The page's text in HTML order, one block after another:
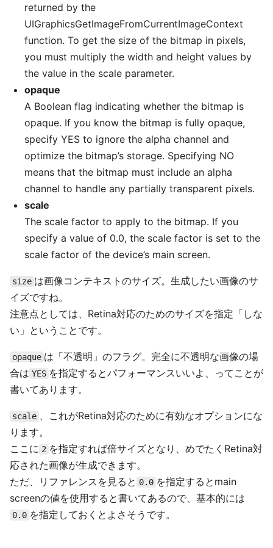
returned by the
UIGraphicsGetImageFromCurrentImageContext
function. To get the size of the bitmap in pixels,
you must multiply the width and height values by
the value in the scale parameter.
opaque
A Boolean flag indicating whether the bitmap is
opaque. If you know the bitmap is fully opaque,
specify YES to ignore the alpha channel and
optimize the bitmap’s storage. Specifying NO
means that the bitmap must include an alpha
channel to handle any partially transparent pixels.
scale
The scale factor to apply to the bitmap. If you
specify a value of 0.0, the scale factor is set to the
scale factor of the device’s main screen.
size は画像コンテキストのサイズ。生成したい画像のサ
イズですね。
注意点としては、Retina対応のためのサイズを指定「しな
い」ということです。
opaque は「不透明」のフラグ。完全に不透明な画像の場
合は YES を指定するとパフォーマンスいいよ、ってことが
書いてあります。
scale
、これがRetina対応のために有効なオプションにな
ります。
ここに 2 を指定すれば倍サイズとなり、めでたくRetina対
応された画像が生成できます。
ただ、リファレンスを見ると 0.0 を指定するとmain
screenの値を使用すると書いてあるので、基本的には
0.0 を指定しておくとよさそうです。